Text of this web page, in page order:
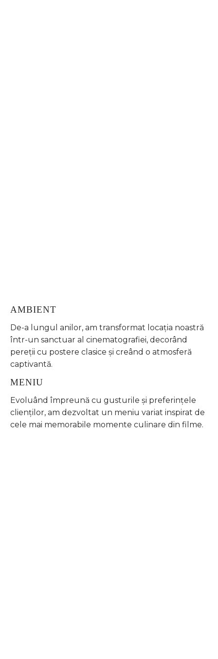
AMBIENT
De-a lungul anilor, am transformat locația noastră
într-un sanctuar al cinematografiei, decorând
pereții cu postere clasice și creând o atmosferă
captivantă.
MENIU
Evoluând împreună cu gusturile și preferințele
clienților, am dezvoltat un meniu variat inspirat de
cele mai memorabile momente culinare din filme.